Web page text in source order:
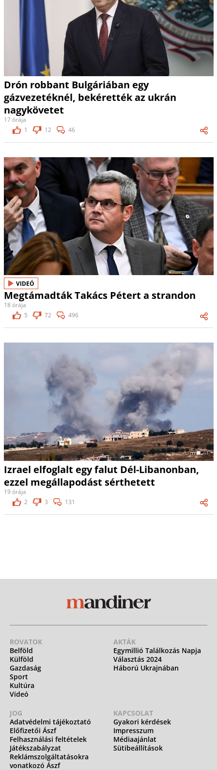
Drón robbant Bulgáriában egy
gázvezetéknél, bekérették az ukrán
nagykövetet
17 órája
1
12 46
VIDEÓ
Megtámadták Takács Pétert a strandon
18 órája
5
72 496
Izrael elfoglalt egy falut Dél-Libanonban,
ezzel megállapodást sérthetett
19 órája
2
3 131
ROVATOK
Belföld
Külföld
Gazdaság
Sport
Kultúra
Videó
AKTÁK
Egymillió Találkozás Napja
Választás 2024
Háború Ukrajnában
JOG
Adatvédelmi tájékoztató
Előfizetői Ászf
Felhasználási feltételek
Játékszabályzat
Reklámszolgáltatásokra
vonatkozó Ászf
KAPCSOLAT
Gyakori kérdések
Impresszum
Médiaajánlat
Sütibeállítások